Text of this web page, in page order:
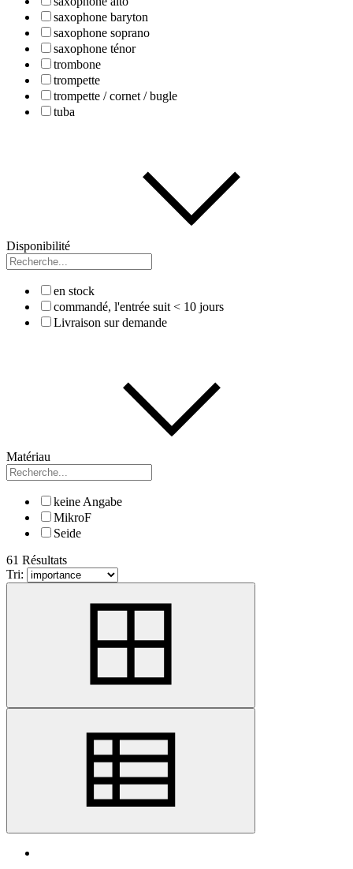
saxophone baryton
saxophone soprano
saxophone ténor
trombone
trompette
trompette / cornet / bugle
tuba
Disponibilité
en stock
commandé, l'entrée suit < 10 jours
Livraison sur demande
Matériau
keine Angabe
MikroF
Seide
61 Résultats
Tri: